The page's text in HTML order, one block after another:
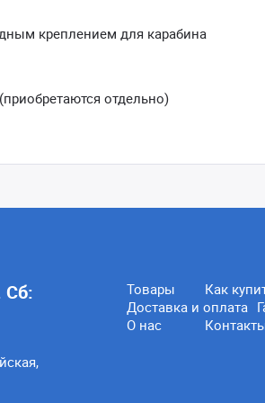
креплением для карабина
отдельно)
Сб:
Товары
Как
Доставка и оплата
О нас